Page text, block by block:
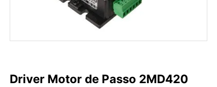
Driver Motor de Passo 2MD420